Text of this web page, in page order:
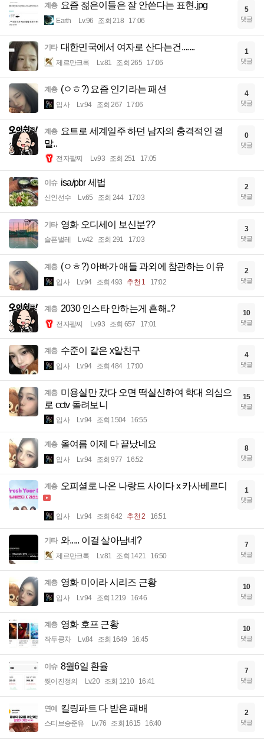
계층 요즘 젊은이들은 잘 안쓴다는 표현.jpg
Earth Lv.96 조회 218 17:06
5
댓글
기타 대한민국에서 여자로 산다는건.......
제르만크록 Lv.81 조회 265 17:06
1
댓글
계층 (ㅇㅎ?) 요즘 인기라는 패션
입사 Lv.94 조회 267 17:06
4
댓글
계층 요트로 세계일주 하던 남자의 충격적인 결
말..
전자팔찌 Lv.93 조회 251 17:05
0
댓글
이슈 isa/pbr 세법
신인선수 Lv.65 조회 244 17:03
2
댓글
기타 영화 오디세이 보신분??
슬픈벌레 Lv.42 조회 291 17:03
3
댓글
계층 (ㅇㅎ?) 아빠가 애들 과외에 참관하는 이유
입사 Lv.94 조회 493 추천 1 17:02
2
댓글
계층 2030 인스타 안하는게 흔해..?
전자팔찌 Lv.93 조회 657 17:01
10
댓글
계층 수준이 같은 x알친구
입사 Lv.94 조회 484 17:00
4
댓글
계층 미용실만 갔다 오면 떡실신하여 학대 의심으
로 cctv 돌려보니
입사 Lv.94 조회 1504 16:55
15
댓글
계층 올여름 이제 다 끝났네요
입사 Lv.94 조회 977 16:52
8
댓글
계층 오피셜로 나온 나랑드 사이다 x 카사베르디
입사 Lv.94 조회 642 추천 2 16:51
1
댓글
기타 와..... 이걸 살아남네?
제르만크록 Lv.81 조회 1421 16:50
7
댓글
계층 영화 미이라 시리즈 근황
입사 Lv.94 조회 1219 16:46
10
댓글
계층 영화 호프 근황
작두콩차 Lv.84 조회 1649 16:45
10
댓글
이슈 8월6일 환율
찢어진정의 Lv.20 조회 1210 16:41
7
댓글
연예 킬링파트 다 받은 패배
스티브승준유 Lv.76 조회 1615 16:40
2
댓글